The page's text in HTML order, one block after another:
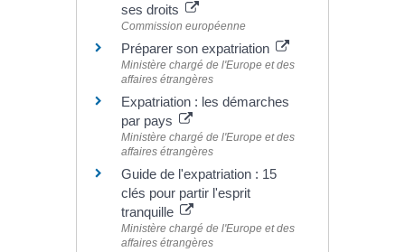
ses droits
Commission européenne
Préparer son expatriation
Ministère chargé de l'Europe et des
affaires étrangères
Expatriation : les démarches
par pays
Ministère chargé de l'Europe et des
affaires étrangères
Guide de l'expatriation : 15
clés pour partir l'esprit
tranquille
Ministère chargé de l'Europe et des
affaires étrangères